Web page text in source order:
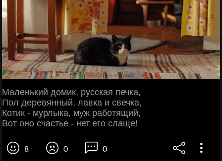
Маленький домик, русская печка,
Пол деревянный, лавка и свечка,
Котик - мурлыка, муж работящий,
Вот оно счастье - нет его слаще!
8 0 0